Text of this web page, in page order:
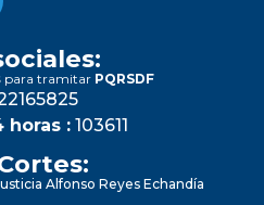
para tramitar PQRSDF
horas : 103611
Alfonso Reyes Echandía